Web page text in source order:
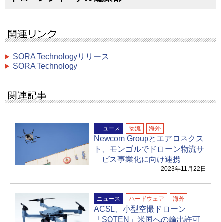
SORA Technologyリリース
SORA Technology
ニュース 物流 海外
Newcom Groupとエアロネクス
ト、モンゴルでドローン物流サ
ービス事業化に向け連携
2023年11月22日
ニュース ハードウェア 海外
ACSL、小型空撮ドローン
「SOTEN」米国への輸出許可